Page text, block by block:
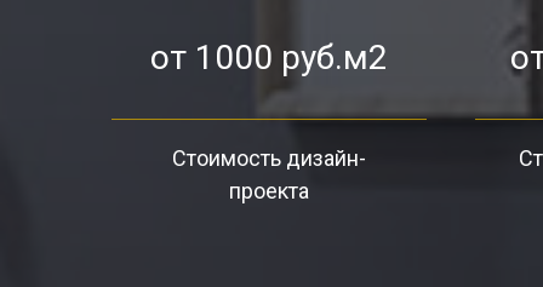
от 1000 руб.м2
Стоимость дизайн-
проекта